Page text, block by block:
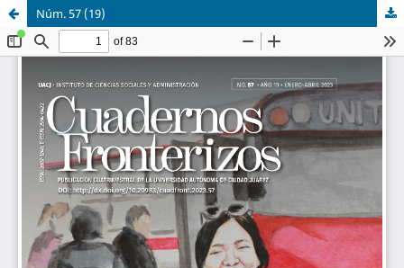
Núm. 57 (19)